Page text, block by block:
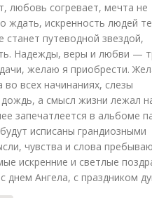
любовь согревает, мечта не
ждать, искренность людей
станет путеводной звездой,
Надежды, веры и любви —
желаю я приобрести.
во всех начинаниях, слезы
а смысл жизни лежал
запечатлеется в альбоме
исписаны грандиозными
чувства и слова
искренние и светлые
днем Ангела, с праздником